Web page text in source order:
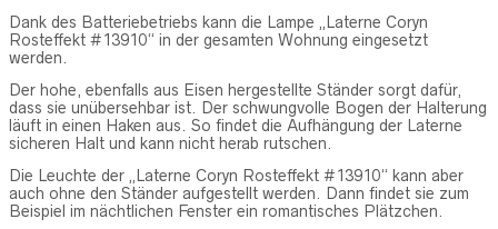
Dank des Batteriebetriebs kann die Lampe „Laterne Coryn
Rosteffekt #13910“ in der gesamten Wohnung eingesetzt
werden.
Der hohe, ebenfalls aus Eisen hergestellte Ständer sorgt dafür,
dass sie unübersehbar ist. Der schwungvolle Bogen der Halterung
läuft in einen Haken aus. So findet die Aufhängung der Laterne
sicheren Halt und kann nicht herab rutschen.
Die Leuchte der „Laterne Coryn Rosteffekt #13910“ kann aber
auch ohne den Ständer aufgestellt werden. Dann findet sie zum
Beispiel im nächtlichen Fenster ein romantisches Plätzchen.